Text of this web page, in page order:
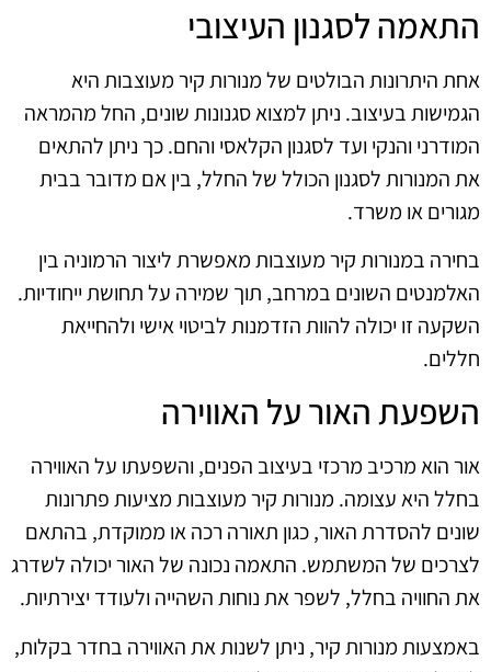
התאמה לסגנון העיצובי
אחת היתרונות הבולטים של מנורות קיר מעוצבות היא
הגמישות בעיצוב. ניתן למצוא סגנונות שונים, החל מהמראה
המודרני והנקי ועד לסגנון הקלאסי והחם. כך ניתן להתאים
את המנורות לסגנון הכולל של החלל, בין אם מדובר בבית
מגורים או משרד.
בחירה במנורות קיר מעוצבות מאפשרת ליצור הרמוניה בין
האלמנטים השונים במרחב, תוך שמירה על תחושת ייחודיות.
השקעה זו יכולה להוות הזדמנות לביטוי אישי ולהחייאת
חללים.
השפעת האור על האווירה
אור הוא מרכיב מרכזי בעיצוב הפנים, והשפעתו על האווירה
בחלל היא עצומה. מנורות קיר מעוצבות מציעות פתרונות
שונים להסדרת האור, כגון תאורה רכה או ממוקדת, בהתאם
לצרכים של המשתמש. התאמה נכונה של האור יכולה לשדרג
את החוויה בחלל, לשפר את נוחות השהייה ולעודד יצירתיות.
באמצעות מנורות קיר, ניתן לשנות את האווירה בחדר בקלות,